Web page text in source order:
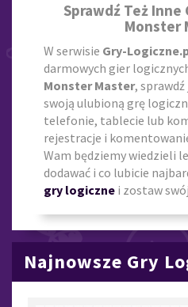
Sprawdź Też Inne
Monster
W serwisie Gry-
darmowych gier
Monster Master,
swoją ulubioną grę
telefonie, tablecie lub
rejestracje i
Wam będziemy wiedzieli
dodawać i co lubicie
gry logiczne i zostaw
Najnowsze Gry